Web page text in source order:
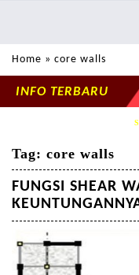
Home » core walls
INFO TERBARU
Tag: core walls
FUNGSI SHEAR